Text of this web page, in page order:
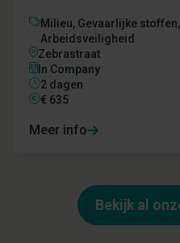
Milieu, Gevaarlijke stoffen,
Arbeidsveiligheid
Zebrastraat
In Company
2 dagen
€ 635
Meer info
Bekijk al